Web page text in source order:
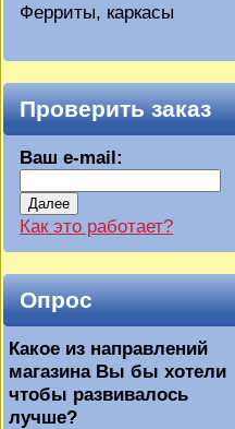
Ферриты, каркасы
Проверить заказ
Ваш e-mail:
Далее
Как это работает?
Опрос
Какое из направлений
магазина Вы бы хотели
чтобы развивалось
лучше?